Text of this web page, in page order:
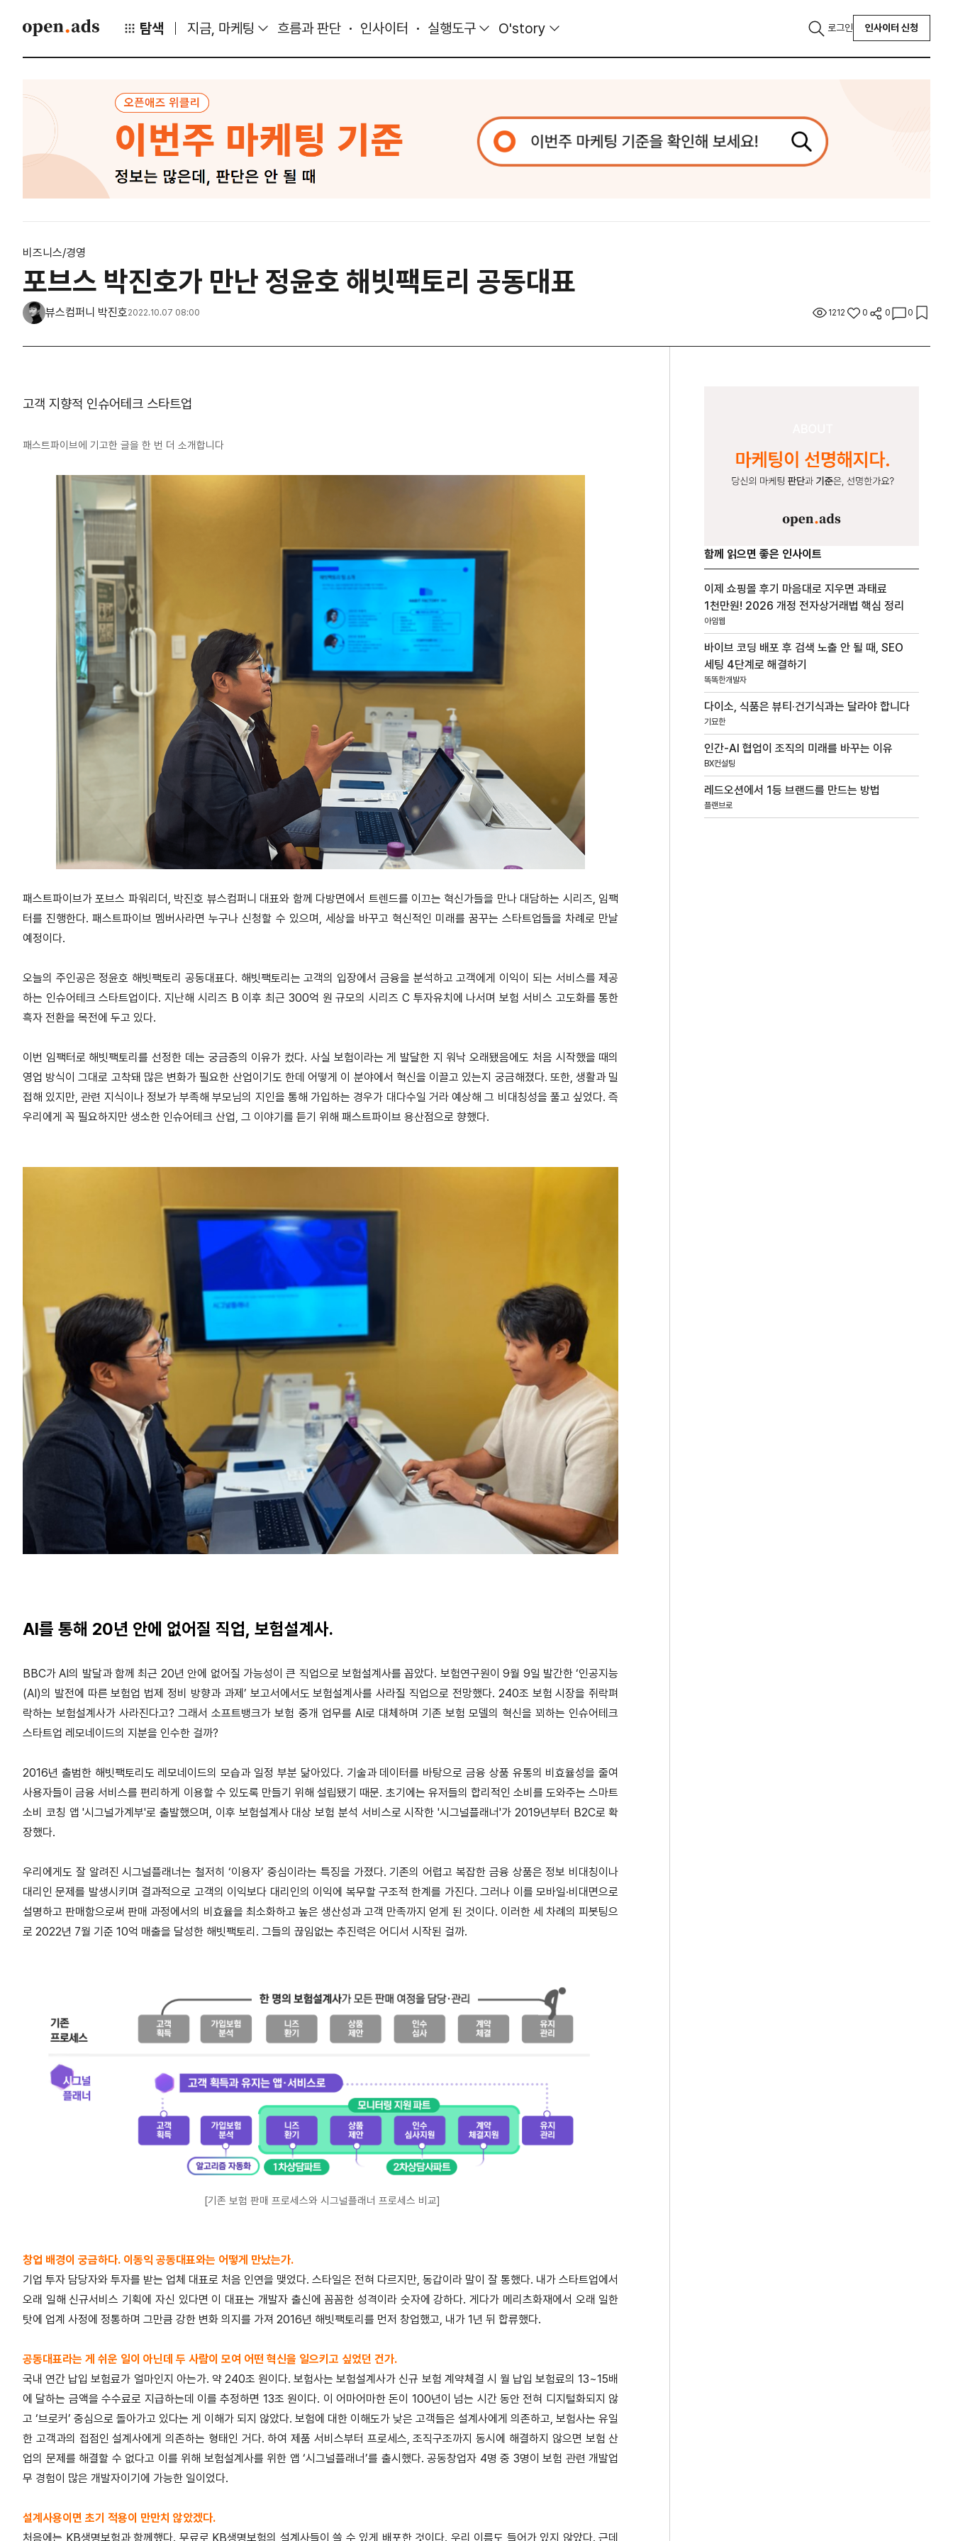
탐색 지금, 마케팅 흐름과 판단 인사이터 실행도구 O'story 로그인 인사이터 신청
비즈니스/경영
포브스 박진호가 만난 정윤호 해빗팩토리 공동대표
뷰스컴퍼니 박진호2022.10.07 08:00 1212 0 0 0
고객 지향적 인슈어테크 스타트업
패스트파이브에 기고한 글을 한 번 더 소개합니다
패스트파이브가 포브스 파워리더, 박진호 뷰스컴퍼니 대표와 함께 다방면에서 트렌드를 이끄는 혁신가들을 만나 대담하는 시리즈, 임팩
터를 진행한다. 패스트파이브 멤버사라면 누구나 신청할 수 있으며, 세상을 바꾸고 혁신적인 미래를 꿈꾸는 스타트업들을 차례로 만날
예정이다.
오늘의 주인공은 정윤호 해빗팩토리 공동대표다. 해빗팩토리는 고객의 입장에서 금융을 분석하고 고객에게 이익이 되는 서비스를 제공
하는 인슈어테크 스타트업이다. 지난해 시리즈 B 이후 최근 300억 원 규모의 시리즈 C 투자유치에 나서며 보험 서비스 고도화를 통한
흑자 전환을 목전에 두고 있다.
이번 임팩터로 해빗팩토리를 선정한 데는 궁금증의 이유가 컸다. 사실 보험이라는 게 발달한 지 워낙 오래됐음에도 처음 시작했을 때의
영업 방식이 그대로 고착돼 많은 변화가 필요한 산업이기도 한데 어떻게 이 분야에서 혁신을 이끌고 있는지 궁금해졌다. 또한, 생활과 밀
접해 있지만, 관련 지식이나 정보가 부족해 부모님의 지인을 통해 가입하는 경우가 대다수일 거라 예상해 그 비대칭성을 풀고 싶었다. 즉
우리에게 꼭 필요하지만 생소한 인슈어테크 산업, 그 이야기를 듣기 위해 패스트파이브 용산점으로 향했다.
AI를 통해 20년 안에 없어질 직업, 보험설계사.
BBC가 AI의 발달과 함께 최근 20년 안에 없어질 가능성이 큰 직업으로 보험설계사를 꼽았다. 보험연구원이 9월 9일 발간한 ‘인공지능
(AI)의 발전에 따른 보험업 법제 정비 방향과 과제’ 보고서에서도 보험설계사를 사라질 직업으로 전망했다. 240조 보험 시장을 쥐락펴
락하는 보험설계사가 사라진다고? 그래서 소프트뱅크가 보험 중개 업무를 AI로 대체하며 기존 보험 모델의 혁신을 꾀하는 인슈어테크
스타트업 레모네이드의 지분을 인수한 걸까?
2016년 출범한 해빗팩토리도 레모네이드의 모습과 일정 부분 닮아있다. 기술과 데이터를 바탕으로 금융 상품 유통의 비효율성을 줄여
사용자들이 금융 서비스를 편리하게 이용할 수 있도록 만들기 위해 설립됐기 때문. 초기에는 유저들의 합리적인 소비를 도와주는 스마트
소비 코칭 앱 '시그널가계부'로 출발했으며, 이후 보험설계사 대상 보험 분석 서비스로 시작한 '시그널플래너'가 2019년부터 B2C로 확
장했다.
우리에게도 잘 알려진 시그널플래너는 철저히 ‘이용자’ 중심이라는 특징을 가졌다. 기존의 어렵고 복잡한 금융 상품은 정보 비대칭이나
대리인 문제를 발생시키며 결과적으로 고객의 이익보다 대리인의 이익에 복무할 구조적 한계를 가진다. 그러나 이를 모바일·비대면으로
설명하고 판매함으로써 판매 과정에서의 비효율을 최소화하고 높은 생산성과 고객 만족까지 얻게 된 것이다. 이러한 세 차례의 피봇팅으
로 2022년 7월 기준 10억 매출을 달성한 해빗팩토리. 그들의 끊임없는 추진력은 어디서 시작된 걸까.
[기존 보험 판매 프로세스와 시그널플래너 프로세스 비교]
창업 배경이 궁금하다. 이동익 공동대표와는 어떻게 만났는가.
기업 투자 담당자와 투자를 받는 업체 대표로 처음 인연을 맺었다. 스타일은 전혀 다르지만, 동갑이라 말이 잘 통했다. 내가 스타트업에서
오래 일해 신규서비스 기획에 자신 있다면 이 대표는 개발자 출신에 꼼꼼한 성격이라 숫자에 강하다. 게다가 메리츠화재에서 오래 일한
탓에 업계 사정에 정통하며 그만큼 강한 변화 의지를 가져 2016년 해빗팩토리를 먼저 창업했고, 내가 1년 뒤 합류했다.
공동대표라는 게 쉬운 일이 아닌데 두 사람이 모여 어떤 혁신을 일으키고 싶었던 건가.
국내 연간 납입 보험료가 얼마인지 아는가. 약 240조 원이다. 보험사는 보험설계사가 신규 보험 계약체결 시 월 납입 보험료의 13~15배
에 달하는 금액을 수수료로 지급하는데 이를 추정하면 13조 원이다. 이 어마어마한 돈이 100년이 넘는 시간 동안 전혀 디지털화되지 않
고 ‘브로커’ 중심으로 돌아가고 있다는 게 이해가 되지 않았다. 보험에 대한 이해도가 낮은 고객들은 설계사에게 의존하고, 보험사는 유일
한 고객과의 접점인 설계사에게 의존하는 형태인 거다. 하여 제품 서비스부터 프로세스, 조직구조까지 동시에 해결하지 않으면 보험 산
업의 문제를 해결할 수 없다고 이를 위해 보험설계사를 위한 앱 ‘시그널플래너’를 출시했다. 공동창업자 4명 중 3명이 보험 관련 개발업
무 경험이 많은 개발자이기에 가능한 일이었다.
설계사용이면 초기 적용이 만만치 않았겠다.
처음에는 KB생명보험과 함께했다. 무료로 KB생명보험의 설계사들이 쓸 수 있게 배포한 것이다. 우리 이름도 들어가 있지 않았다. 근데
함께 읽으면 좋은 인사이트
이제 쇼핑몰 후기 마음대로 지우면 과태료
1천만원! 2026 개정 전자상거래법 핵심 정리
아임웹
바이브 코딩 배포 후 검색 노출 안 될 때, SEO
세팅 4단계로 해결하기
똑똑한개발자
다이소, 식품은 뷰티·건기식과는 달라야 합니다
기묘한
인간-AI 협업이 조직의 미래를 바꾸는 이유
BX컨설팅
레드오션에서 1등 브랜드를 만드는 방법
플랜브로